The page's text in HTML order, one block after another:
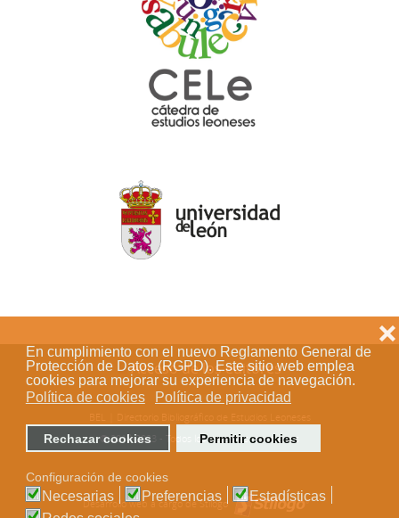
En cumplimiento con el nuevo Reglamento General de
Protección de Datos (RGPD). Este sitio web emplea
cookies para mejorar su experiencia de navegación.
Política de cookies
Política de privacidad
Rechazar cookies Permitir cookies
❌
Configuración de cookies
Necesarias Preferencias
Estadísticas
Acceso de los editores
© 2018-2023 - Todos los derechos reservados
Desarrollo web a cargo de Stílogo